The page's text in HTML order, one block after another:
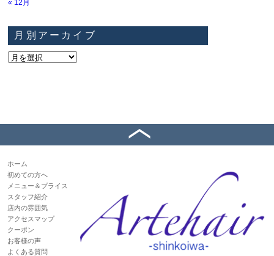
« 12月
月別アーカイブ
ホーム
初めての方へ
メニュー＆プライス
スタッフ紹介
店内の雰囲気
アクセスマップ
クーポン
お客様の声
よくある質問